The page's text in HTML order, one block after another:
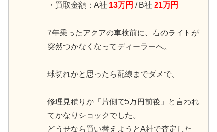
・買取金額：A社 13万円 / B社 21万円
7年乗ったアクアの車検前に、右のライトが
突然つかなくなってディーラーへ。
球切れかと思ったら配線までダメで、
修理見積りが「片側で5万円前後」と言われ
てかなりショックでした。
どうせなら買い替えようとA社で査定した